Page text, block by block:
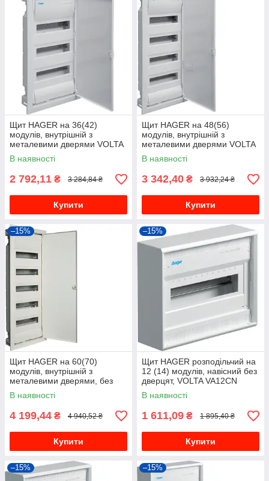
Щит HAGER на 36(42)
модулів, внутрішній з
металевими дверями VOLTA
VU36UA
В наявності
2 792,11 ₴ 3 284,84 ₴
Купити
Щит HAGER на 48(56)
модулів, внутрішній з
металевими дверями VOLTA
VU48UA
В наявності
3 342,40 ₴ 3 932,24 ₴
Купити
–15%
Щит HAGER на 60(70)
модулів, внутрішній з
металевими дверями, без
клем, VOLTA VU60UA
В наявності
4 199,44 ₴ 4 940,52 ₴
Купити
–15%
Щит HAGER розподільчий на
12 (14) модулів, навісний без
дверцят, VOLTA VA12CN
В наявності
1 611,09 ₴ 1 895,40 ₴
Купити
–15% –15%